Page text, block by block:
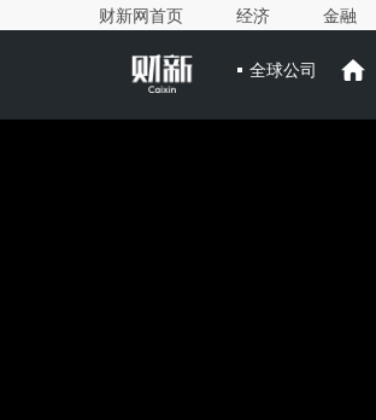
财新网首页 经济 金融
全球公司